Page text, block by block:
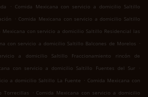
. Comida Mexicana con servicio a domicilio Saltillo
. Comida Mexicana con servicio a domicilio Saltillo
Mexicana con servicio a domicilio Saltillo Residencial las
con servicio a domicilio Saltillo Balcones de Morelos .
a domicilio Saltillo Fraccionamiento rincón de
con servicio a domicilio Saltillo Fuentes del Sur
.
a domicilio Saltillo La Fuente . Comida Mexicana con
Torrecillas
. Comida Mexicana con servicio a domicilio